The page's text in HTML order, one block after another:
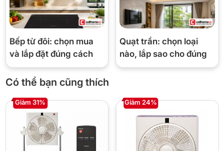
Bếp từ đôi: chọn mua
và lắp đặt đúng cách
Quạt trần: chọn loại
nào, lắp sao cho đúng
Có thể bạn cũng thích
Giảm 31% Giảm 24%